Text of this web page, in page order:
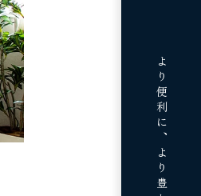
より便利に、より豊かに、